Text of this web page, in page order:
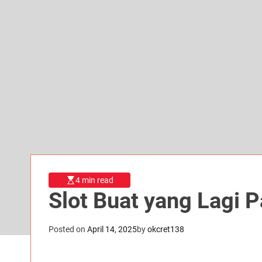
4 min read
Slot Buat yang Lagi
Posted on April 14, 2025byokcret138